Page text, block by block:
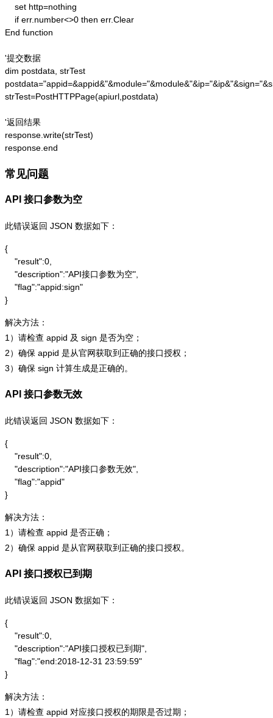
    set http=nothing
    if err.number<>0 then err.Clear
End function
'提交数据
dim postdata, strTest
strTest=PostHTTPPage(apiurl,postdata)
'返回结果
response.write(strTest)
response.end
常见问题
API 接口参数为空
此错误返回 JSON 数据如下：
{
    "result":0,
    "description":"API接口参数为空",
    "flag":"appid:sign"
}
解决方法：
1）请检查 appid 及 sign 是否为空；
2）确保 appid 是从官网获取到正确的接口授权；
3）确保 sign 计算生成是正确的。
API 接口参数无效
此错误返回 JSON 数据如下：
{
    "result":0,
    "description":"API接口参数无效",
    "flag":"appid"
}
解决方法：
1）请检查 appid 是否正确；
2）确保 appid 是从官网获取到正确的接口授权。
API 接口授权已到期
此错误返回 JSON 数据如下：
{
    "result":0,
    "description":"API接口授权已到期",
    "flag":"end:2018-12-31 23:59:59"
}
解决方法：
1）请检查 appid 对应接口授权的期限是否过期；